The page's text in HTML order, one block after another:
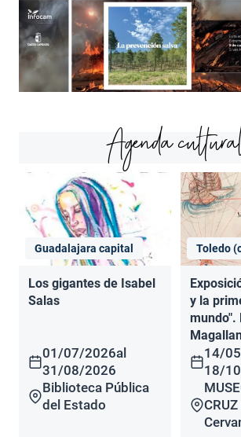
Agenda
Guadalajara capital
Los gigantes de Isabel
Salas
01/07/2026al
31/08/2026
Biblioteca Pública
del Estado
Toledo
y la
mundo".
14/
18/